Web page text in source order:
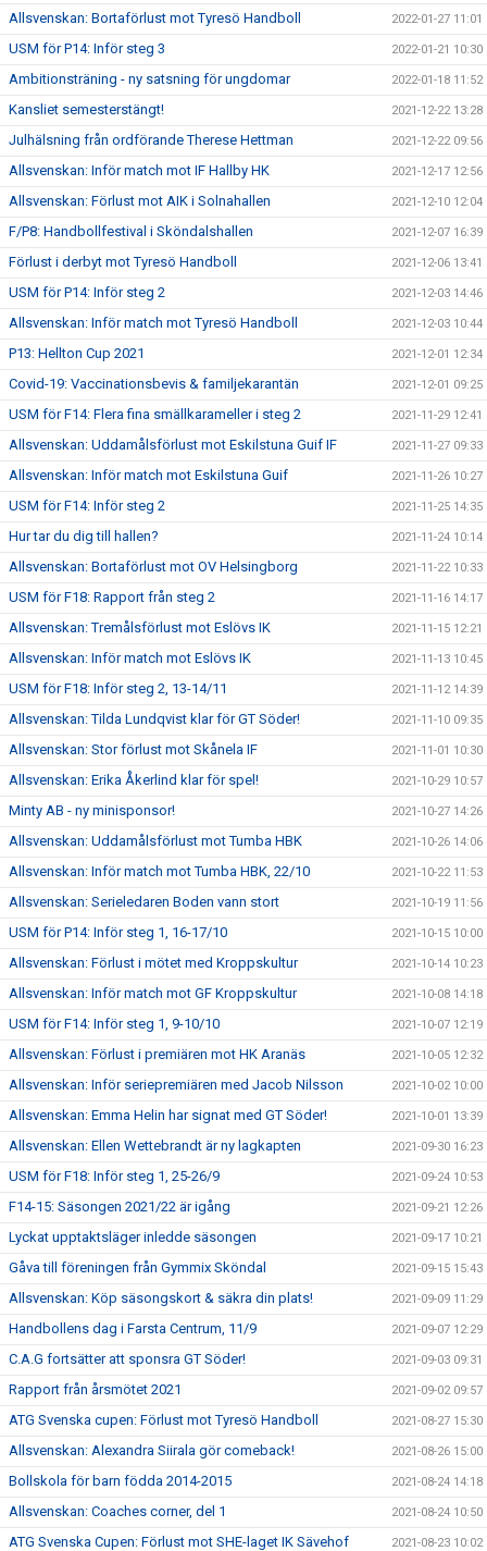
Allsvenskan: Bortaförlust mot Tyresö Handboll 2022-01-27 11:01
USM för P14: Inför steg 3 2022-01-21 10:30
Ambitionsträning - ny satsning för ungdomar 2022-01-18 11:52
Kansliet semesterstängt! 2021-12-22 13:28
Julhälsning från ordförande Therese Hettman 2021-12-22 09:56
Allsvenskan: Inför match mot IF Hallby HK 2021-12-17 12:56
Allsvenskan: Förlust mot AIK i Solnahallen 2021-12-10 12:04
F/P8: Handbollfestival i Sköndalshallen 2021-12-07 16:39
Förlust i derbyt mot Tyresö Handboll 2021-12-06 13:41
USM för P14: Inför steg 2 2021-12-03 14:46
Allsvenskan: Inför match mot Tyresö Handboll 2021-12-03 10:44
P13: Hellton Cup 2021 2021-12-01 12:34
Covid-19: Vaccinationsbevis & familjekarantän 2021-12-01 09:25
USM för F14: Flera fina smällkarameller i steg 2 2021-11-29 12:41
Allsvenskan: Uddamålsförlust mot Eskilstuna Guif IF 2021-11-27 09:33
Allsvenskan: Inför match mot Eskilstuna Guif 2021-11-26 10:27
USM för F14: Inför steg 2 2021-11-25 14:35
Hur tar du dig till hallen? 2021-11-24 10:14
Allsvenskan: Bortaförlust mot OV Helsingborg 2021-11-22 10:33
USM för F18: Rapport från steg 2 2021-11-16 14:17
Allsvenskan: Tremålsförlust mot Eslövs IK 2021-11-15 12:21
Allsvenskan: Inför match mot Eslövs IK 2021-11-13 10:45
USM för F18: Inför steg 2, 13-14/11 2021-11-12 14:39
Allsvenskan: Tilda Lundqvist klar för GT Söder! 2021-11-10 09:35
Allsvenskan: Stor förlust mot Skånela IF 2021-11-01 10:30
Allsvenskan: Erika Åkerlind klar för spel! 2021-10-29 10:57
Minty AB - ny minisponsor! 2021-10-27 14:26
Allsvenskan: Uddamålsförlust mot Tumba HBK 2021-10-26 14:06
Allsvenskan: Inför match mot Tumba HBK, 22/10 2021-10-22 11:53
Allsvenskan: Serieledaren Boden vann stort 2021-10-19 11:56
USM för P14: Inför steg 1, 16-17/10 2021-10-15 10:00
Allsvenskan: Förlust i mötet med Kroppskultur 2021-10-14 10:23
Allsvenskan: Inför match mot GF Kroppskultur 2021-10-08 14:18
USM för F14: Inför steg 1, 9-10/10 2021-10-07 12:19
Allsvenskan: Förlust i premiären mot HK Aranäs 2021-10-05 12:32
Allsvenskan: Inför seriepremiären med Jacob Nilsson 2021-10-02 10:00
Allsvenskan: Emma Helin har signat med GT Söder! 2021-10-01 13:39
Allsvenskan: Ellen Wettebrandt är ny lagkapten 2021-09-30 16:23
USM för F18: Inför steg 1, 25-26/9 2021-09-24 10:53
F14-15: Säsongen 2021/22 är igång 2021-09-21 12:26
Lyckat upptaktsläger inledde säsongen 2021-09-17 10:21
Gåva till föreningen från Gymmix Sköndal 2021-09-15 15:43
Allsvenskan: Köp säsongskort & säkra din plats! 2021-09-09 11:29
Handbollens dag i Farsta Centrum, 11/9 2021-09-07 12:29
C.A.G fortsätter att sponsra GT Söder! 2021-09-03 09:31
Rapport från årsmötet 2021 2021-09-02 09:57
ATG Svenska cupen: Förlust mot Tyresö Handboll 2021-08-27 15:30
Allsvenskan: Alexandra Siirala gör comeback! 2021-08-26 15:00
Bollskola för barn födda 2014-2015 2021-08-24 14:18
Allsvenskan: Coaches corner, del 1 2021-08-24 10:50
ATG Svenska Cupen: Förlust mot SHE-laget IK Sävehof 2021-08-23 10:02